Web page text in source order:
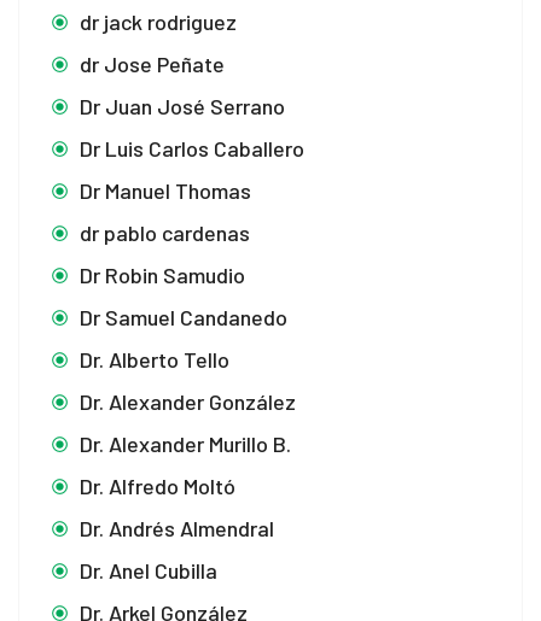
dr jack rodriguez
dr Jose Peñate
Dr Juan José Serrano
Dr Luis Carlos Caballero
Dr Manuel Thomas
dr pablo cardenas
Dr Robin Samudio
Dr Samuel Candanedo
Dr. Alberto Tello
Dr. Alexander González
Dr. Alexander Murillo B.
Dr. Alfredo Moltó
Dr. Andrés Almendral
Dr. Anel Cubilla
Dr. Arkel González